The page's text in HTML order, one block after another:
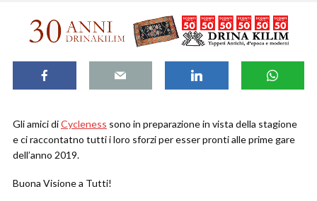
Gli amici diCycleness sono in preparazione in vista della stagione
e ci raccontatno tutti i loro sforzi per esser pronti alle prime gare
dell’anno 2019.
Buona Visione a Tutti!